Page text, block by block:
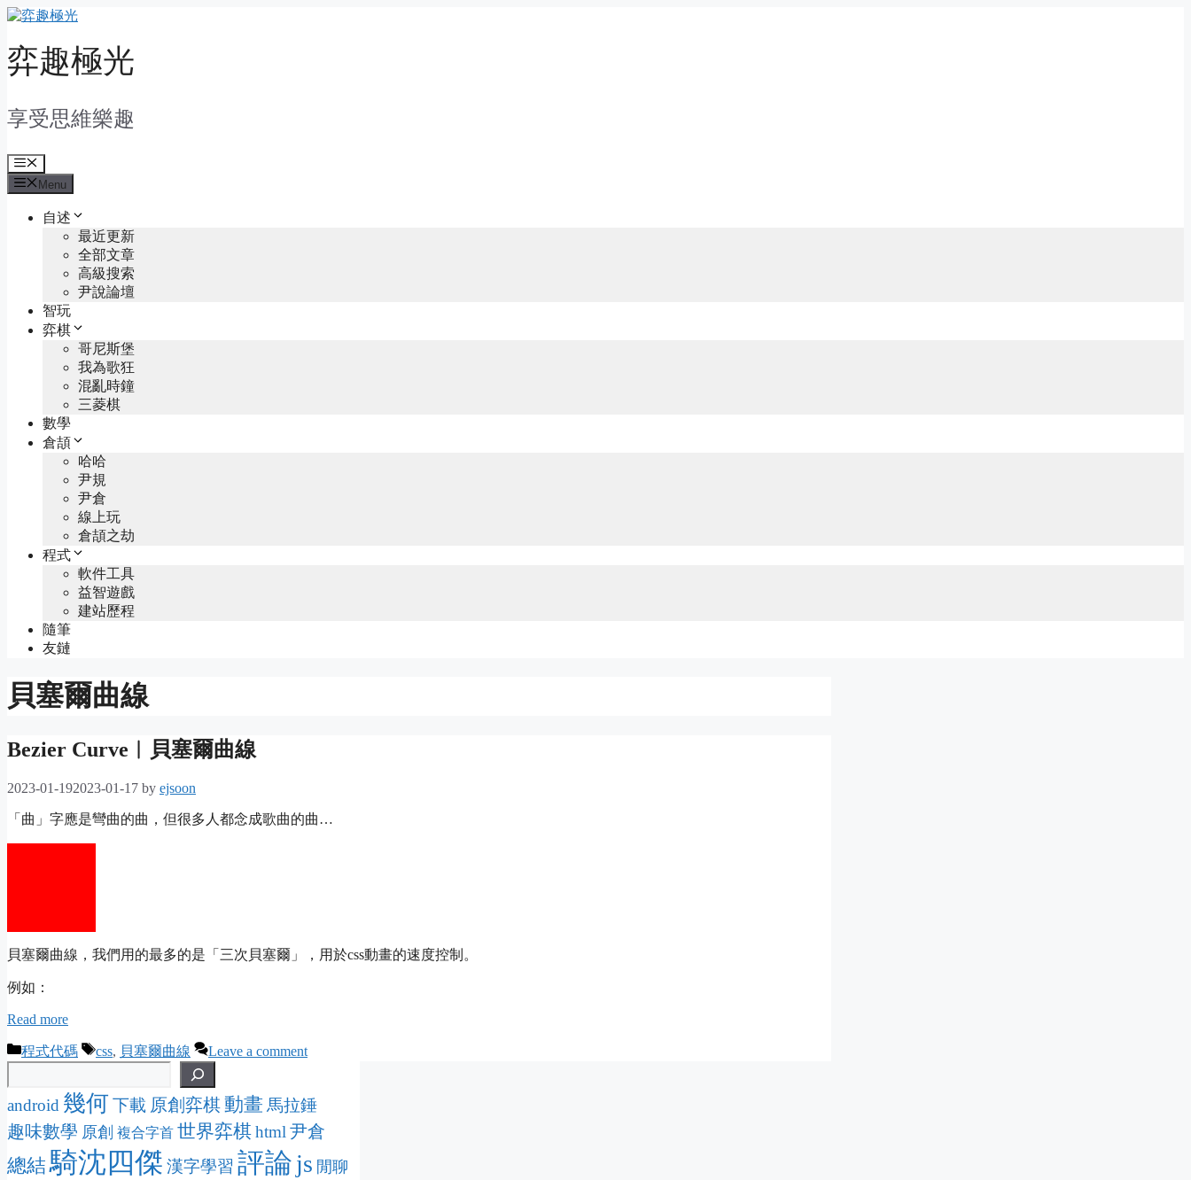
Skip
content
弈趣極光
享受思維樂趣
Menu
Menu
自述
最近更新
全部文章
高級搜索
尹說論壇
智玩
弈棋
哥尼斯堡
我為歌狂
混亂時鐘
三菱棋
數學
倉頡
哈哈
尹規
尹倉
線上玩
倉頡之劫
程式
軟件工具
益智遊戲
建站歷程
隨筆
友鏈
貝塞爾曲線
Bezier Curve︱貝塞爾曲線
2023-01-192023-01-17 by ejsoon
「曲」字應是彎曲的曲，但很多人都念成歌曲的曲…
貝塞爾曲線，我們用的最多的是「三次貝塞爾」，用於css動畫的速度控制。
例如：
Read more
Categories
程式代碼 Tags
css, 貝塞爾曲線 Leave a comment
android 幾何下載 原創弈棋動畫 馬拉錘
趣味數學 原創 複合字首 世界弈棋html尹倉
總結 騎沈四傑 漢字學習 評論js 閒聊